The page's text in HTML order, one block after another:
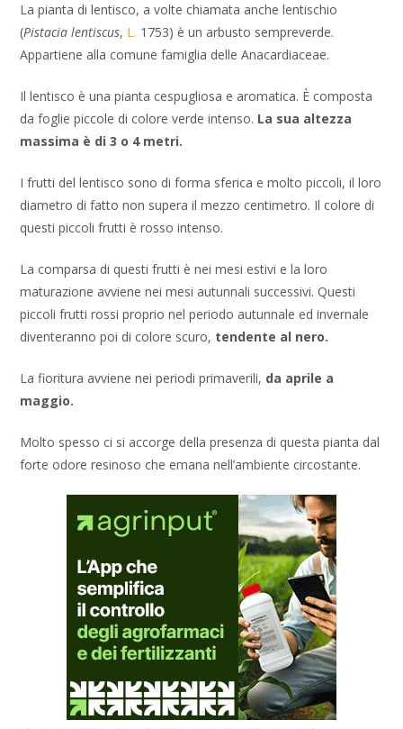
La pianta di lentisco, a volte chiamata anche lentischio
(Pistacia lentiscus, L. 1753) è un arbusto sempreverde.
Appartiene alla comune famiglia delle Anacardiaceae.
Il lentisco è una pianta cespugliosa e aromatica. È composta
da foglie piccole di colore verde intenso. La sua altezza
massima è di 3 o 4 metri.
I frutti del lentisco sono di forma sferica e molto piccoli, il loro
diametro di fatto non supera il mezzo centimetro. Il colore di
questi piccoli frutti è rosso intenso.
La comparsa di questi frutti è nei mesi estivi e la loro
maturazione avviene nei mesi autunnali successivi. Questi
piccoli frutti rossi proprio nel periodo autunnale ed invernale
diventeranno poi di colore scuro, tendente al nero.
La fioritura avviene nei periodi primaverili, da aprile a
maggio.
Molto spesso ci si accorge della presenza di questa pianta dal
forte odore resinoso che emana nell’ambiente circostante.